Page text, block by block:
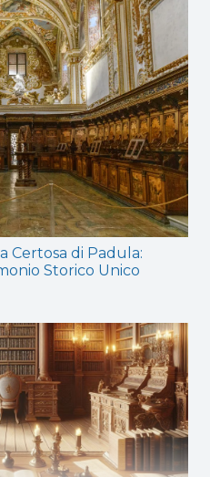
Certosa di Padula:
Storico Unico